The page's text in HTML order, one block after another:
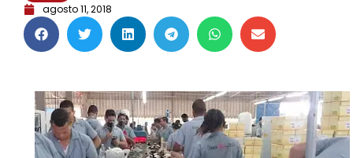
agosto 11, 2018